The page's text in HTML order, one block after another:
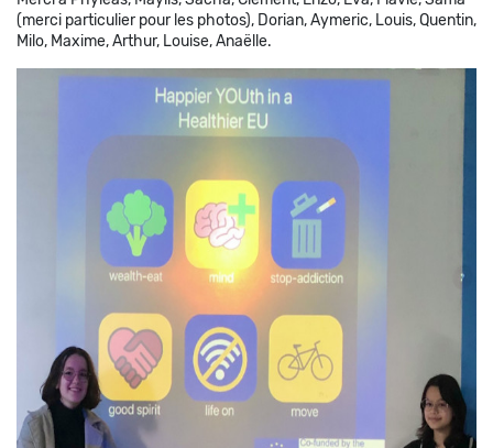
(merci particulier pour les photos), Dorian, Aymeric, Louis, Quentin,
Milo, Maxime, Arthur, Louise, Anaëlle.